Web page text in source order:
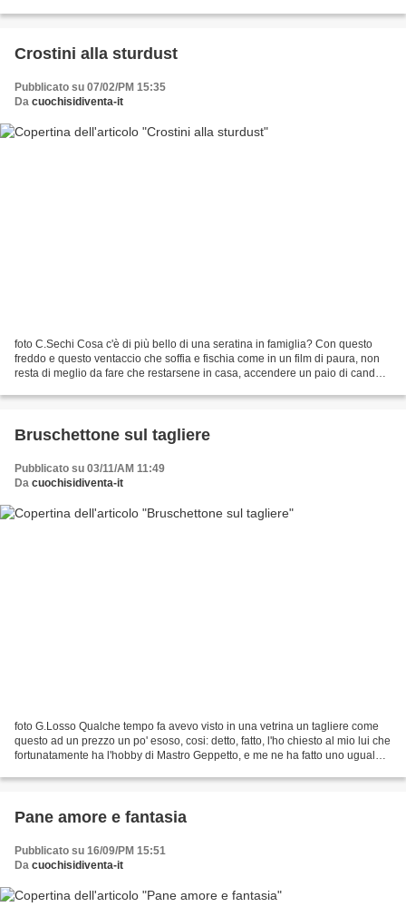
Crostini alla sturdust
Pubblicato su 07/02/PM 15:35
Da cuochisidiventa-it
foto C.Sechi Cosa c'è di più bello di una seratina in famiglia? Con questo
freddo e questo ventaccio che soffia e fischia come in un film di paura, non
resta di meglio da fare che restarsene in casa, accendere un paio di candele
Bruschettone sul tagliere
Pubblicato su 03/11/AM 11:49
Da cuochisidiventa-it
foto G.Losso Qualche tempo fa avevo visto in una vetrina un tagliere come
questo ad un prezzo un po' esoso, cosi: detto, fatto, l'ho chiesto al mio lui che
fortunatamente ha l'hobby di Mastro Geppetto, e me ne ha fatto uno uguale
Pane amore e fantasia
Pubblicato su 16/09/PM 15:51
Da cuochisidiventa-it